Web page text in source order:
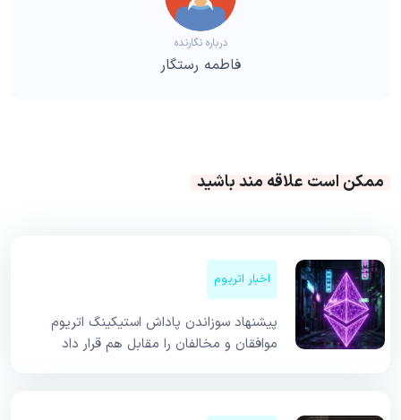
درباره نگارنده
فاطمه رستگار
ممکن است علاقه مند باشید
اخبار اتریوم
پیشنهاد سوزاندن پاداش استیکینگ اتریوم
موافقان و مخالفان را مقابل هم قرار داد